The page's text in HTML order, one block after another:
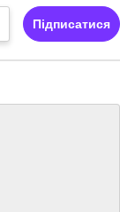
Підписатися